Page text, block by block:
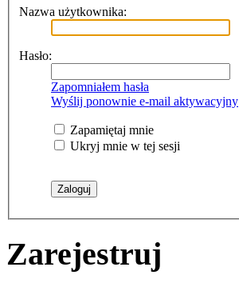
Nazwa użytkownika:
Hasło:
Zapomniałem hasła
Wyślij ponownie e-mail aktywacyjny
Zapamiętaj mnie
Ukryj mnie w tej sesji
Zarejestruj